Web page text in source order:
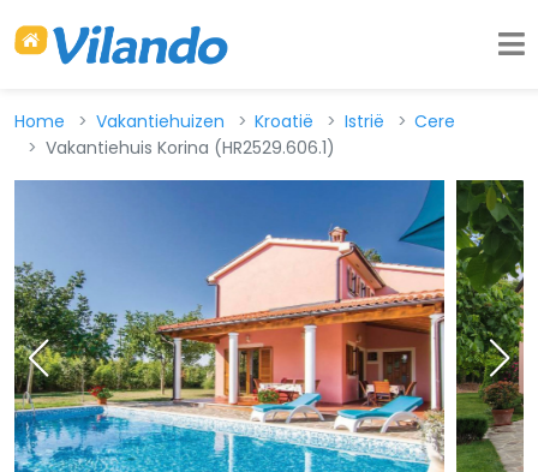
Home Vakantiehuizen Kroatië Istrië
Cere
Vakantiehuis Korina (HR2529.606.1)